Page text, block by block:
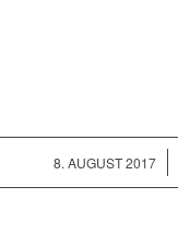
8. AUGUST 2017
/